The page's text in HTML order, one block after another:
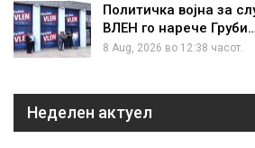
Политичка војна за
ВЛЕН го нарече Груби…
8 Aug, 2026 во 12:38 часот.
Неделен актуел